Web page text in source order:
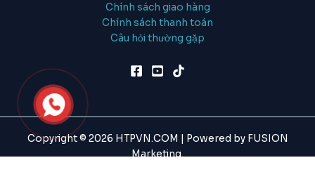
Chính sách giao hàng
Chính sách thanh toán
Câu hỏi thường gặp
Copyright © 2026 HTPVN.COM | Powered by FUSION
Marketing.